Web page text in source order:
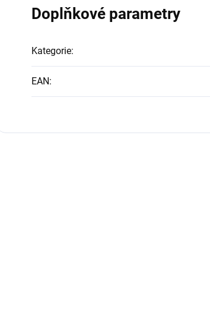
Doplňkové parametry
Kategorie:
EAN: